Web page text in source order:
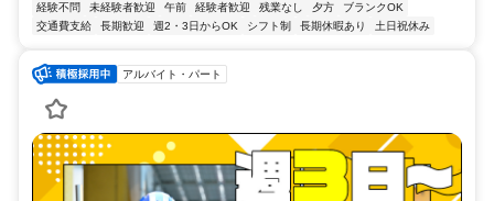
経験不問
未経験者歓迎 午前 経験者歓迎 残業なし 夕方
ブランクOK
交通費支給
長期歓迎 週2・3日からOK シフト制 長期休暇あり 土日祝休み
アルバイト・パート